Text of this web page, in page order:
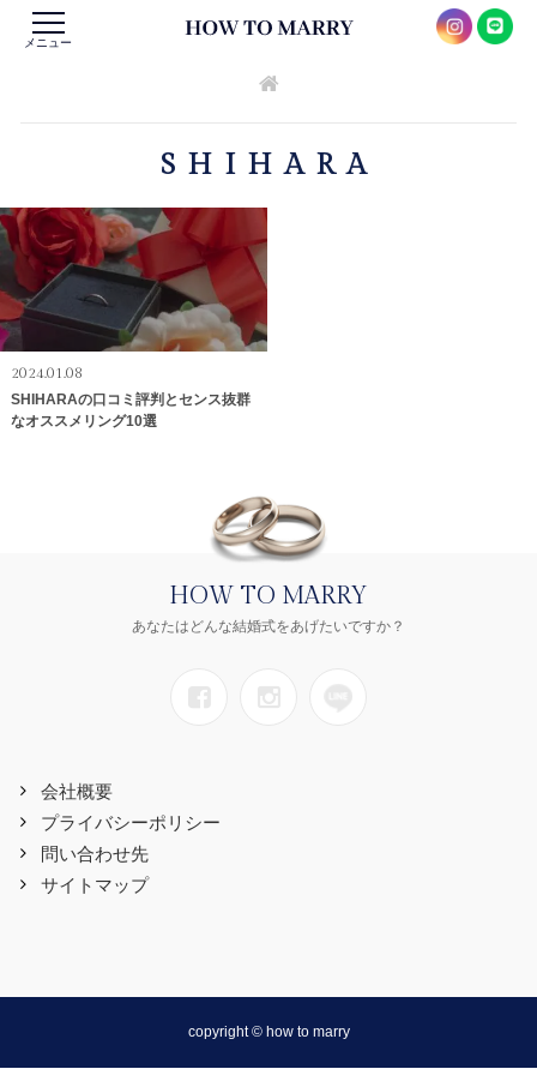
メニュー
SHIHARA
2024.01.08
SHIHARAの口コミ評判とセンス抜群
なオススメリング10選
HOW TO MARRY
あなたはどんな結婚式をあげたいですか？
会社概要
プライバシーポリシー
問い合わせ先
サイトマップ
copyright © how to marry